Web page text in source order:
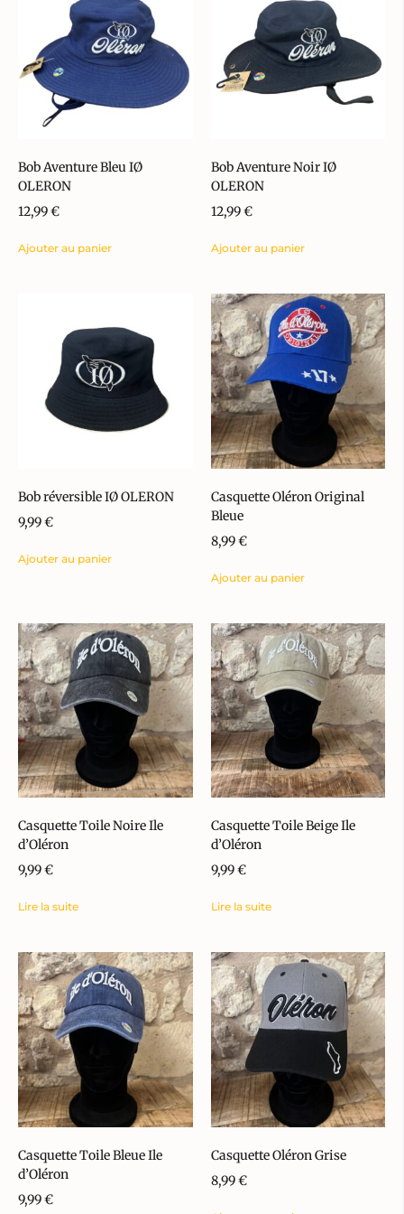
Bob Aventure Bleu IØ
OLERON
12,99€
Ajouter au panier
Bob Aventure Noir IØ
OLERON
12,99€
Ajouter au panier
Bob réversible IØ OLERON
9,99€
Ajouter au panier
Casquette Oléron Original
Bleue
8,99€
Ajouter au panier
Casquette Toile Noire Ile
d’Oléron
9,99€
Lire la suite
Casquette Toile Beige Ile
d’Oléron
9,99€
Lire la suite
Casquette Toile Bleue Ile
d’Oléron
9,99€
Casquette Oléron Grise
8,99€